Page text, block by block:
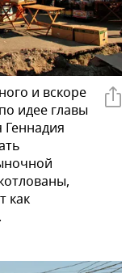
и вскоре
идее главы
как